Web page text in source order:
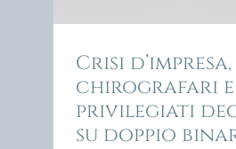
Crisi
chirografari e
privilegiati
su doppio